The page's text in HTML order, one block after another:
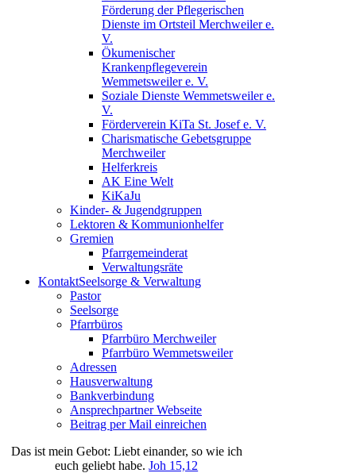
Förderung der Pflegerischen
Dienste im Ortsteil Merchweiler e.
V.
Ökumenischer
Krankenpflegeverein
Wemmetsweiler e. V.
Soziale Dienste Wemmetsweiler e.
V.
Förderverein KiTa St. Josef e. V.
Charismatische Gebetsgruppe
Merchweiler
Helferkreis
AK Eine Welt
KiKaJu
Kinder- & Jugendgruppen
Lektoren & Kommunionhelfer
Gremien
Pfarrgemeinderat
Verwaltungsräte
KontaktSeelsorge & Verwaltung
Pastor
Seelsorge
Pfarrbüros
Pfarrbüro Merchweiler
Pfarrbüro Wemmetsweiler
Adressen
Hausverwaltung
Bankverbindung
Ansprechpartner Webseite
Beitrag per Mail einreichen
Das ist mein Gebot: Liebt einander, so wie ich
euch geliebt habe.Joh 15,12